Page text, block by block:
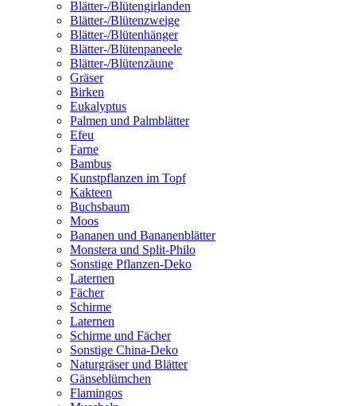
Blätter-/Blütengirlanden
Blätter-/Blütenzweige
Blätter-/Blütenhänger
Blätter-/Blütenpaneele
Blätter-/Blütenzäune
Gräser
Birken
Eukalyptus
Palmen und Palmblätter
Efeu
Farne
Bambus
Kunstpflanzen im Topf
Kakteen
Buchsbaum
Moos
Bananen und Bananenblätter
Monstera und Split-Philo
Sonstige Pflanzen-Deko
Laternen
Fächer
Schirme
Laternen
Schirme und Fächer
Sonstige China-Deko
Naturgräser und Blätter
Gänseblümchen
Flamingos